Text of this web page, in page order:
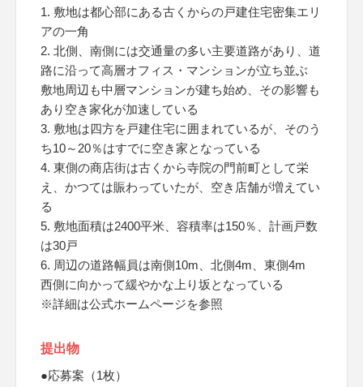
1. 敷地は都心部にある古くからの戸建住宅密集エリ
アの一角
2. 北側、南側には交通量の多い主要道路があり、道
路に沿って高層オフィス・マンションが立ち並ぶ
敷地周辺も中層マンションが建ち始め、その影響も
あり空き家化が加速している
3. 敷地は四方を戸建住宅に囲まれているが、そのう
ち10～20％はすでに空き家となっている
4. 東側の商店街は古くから寺院の門前町として栄
え、かつては賑わっていたが、空き店舗が増えてい
る
5. 敷地面積は2400平米、容積率は150％、計画戸数
は30戸
6. 周辺の道路幅員は南側10m、北側4m、東側4m
西側に向かって緩やかな上り坂となっている
※詳細は公式ホームページを参照
提出物
●応募案（1枚）